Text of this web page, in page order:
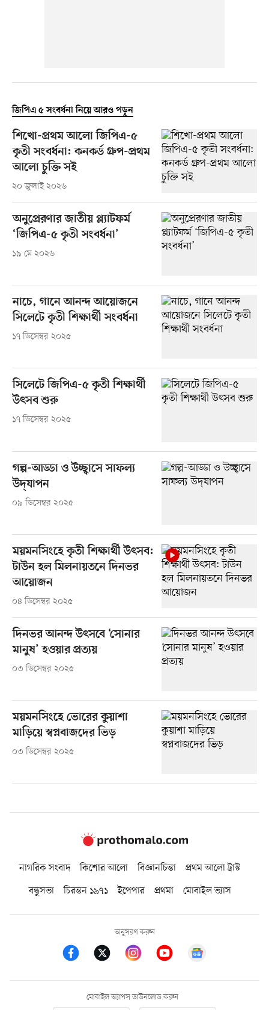
জিপিএ ৫ সংবর্ধনা নিয়ে আরও পড়ুন
শিখো-প্রথম আলো জিপিএ-৫
কৃতী সংবর্ধনা: কনকর্ড গ্রুপ-প্রথম
আলো চুক্তি সই
২০ জুলাই ২০২৬
অনুপ্রেরণার জাতীয় প্ল্যাটফর্ম
‘জিপিএ-৫ কৃতী সংবর্ধনা’
১৯ মে ২০২৬
নাচে, গানে আনন্দ আয়োজনে
সিলেটে কৃতী শিক্ষার্থী সংবর্ধনা
১৭ ডিসেম্বর ২০২৫
সিলেটে জিপিএ-৫ কৃতী শিক্ষার্থী
উৎসব শুরু
১৭ ডিসেম্বর ২০২৫
গল্প-আড্ডা ও উচ্ছ্বাসে সাফল্য
উদ্‌যাপন
০৯ ডিসেম্বর ২০২৫
ময়মনসিংহে কৃতী শিক্ষার্থী উৎসব:
টাউন হল মিলনায়তনে দিনভর
আয়োজন
০৪ ডিসেম্বর ২০২৫
দিনভর আনন্দ উৎসবে ‘সোনার
মানুষ’ হওয়ার প্রত্যয়
০৩ ডিসেম্বর ২০২৫
ময়মনসিংহে ভোরের কুয়াশা
মাড়িয়ে স্বপ্নবাজদের ভিড়
০৩ ডিসেম্বর ২০২৫
নাগরিক সংবাদ কিশোর আলো বিজ্ঞানচিন্তা
প্রথম আলো ট্রাস্ট
বন্ধুসভা
চিরন্তন ১৯৭১ ইপেপার প্রথমা মোবাইল ভ্যাস
অনুসরণ করুন
মোবাইল অ্যাপস ডাউনলোড করুন